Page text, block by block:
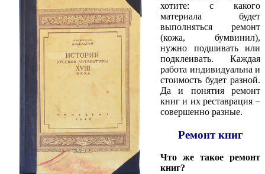
хотите: с какого
материала будет
выполняться ремонт
(кожа, бумвинил),
нужно подшивать или
подклеивать. Каждая
работа индивидуальна и
стоимость будет разной.
Да и понятия ремонт
книг и их реставрация −
совершенно разные.
Ремонт книг
Что же такое ремонт
книг?